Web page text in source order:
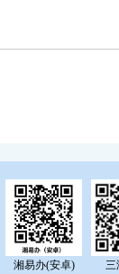
三
湘易办(安卓)